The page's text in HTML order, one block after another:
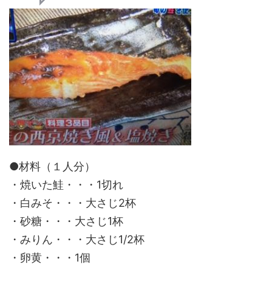
●材料（１人分）
・焼いた鮭・・・1切れ
・白みそ・・・大さじ2杯
・砂糖・・・大さじ1杯
・みりん・・・大さじ1/2杯
・卵黄・・・1個